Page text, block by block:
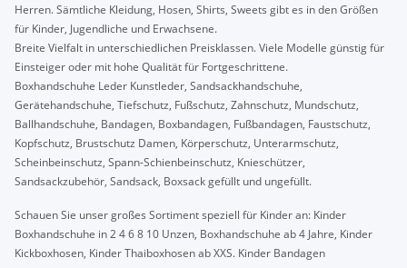
Herren. Sämtliche Kleidung, Hosen, Shirts, Sweets gibt es in den Größen
für Kinder, Jugendliche und Erwachsene.
Breite Vielfalt in unterschiedlichen Preisklassen. Viele Modelle günstig für
Einsteiger oder mit hohe Qualität für Fortgeschrittene.
Boxhandschuhe Leder Kunstleder, Sandsackhandschuhe,
Gerätehandschuhe, Tiefschutz, Fußschutz, Zahnschutz, Mundschutz,
Ballhandschuhe, Bandagen, Boxbandagen, Fußbandagen, Faustschutz,
Kopfschutz, Brustschutz Damen, Körperschutz, Unterarmschutz,
Scheinbeinschutz, Spann-Schienbeinschutz, Knieschützer,
Sandsackzubehör, Sandsack, Boxsack gefüllt und ungefüllt.
Schauen Sie unser großes Sortiment speziell für Kinder an: Kinder
Boxhandschuhe in 2 4 6 8 10 Unzen, Boxhandschuhe ab 4 Jahre, Kinder
Kickboxhosen, Kinder Thaiboxhosen ab XXS. Kinder Bandagen